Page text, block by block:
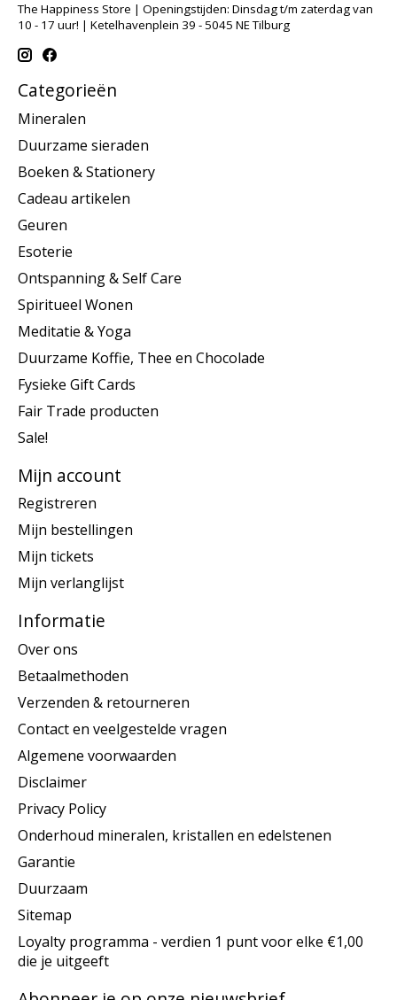
The Happiness Store | Openingstijden: Dinsdag t/m zaterdag van
10 - 17 uur! | Ketelhavenplein 39 - 5045 NE Tilburg
Categorieën
Mineralen
Duurzame sieraden
Boeken & Stationery
Cadeau artikelen
Geuren
Esoterie
Ontspanning & Self Care
Spiritueel Wonen
Meditatie & Yoga
Duurzame Koffie, Thee en Chocolade
Fysieke Gift Cards
Fair Trade producten
Sale!
Mijn account
Registreren
Mijn bestellingen
Mijn tickets
Mijn verlanglijst
Informatie
Over ons
Betaalmethoden
Verzenden & retourneren
Contact en veelgestelde vragen
Algemene voorwaarden
Disclaimer
Privacy Policy
Onderhoud mineralen, kristallen en edelstenen
Garantie
Duurzaam
Sitemap
Loyalty programma - verdien 1 punt voor elke €1,00
die je uitgeeft